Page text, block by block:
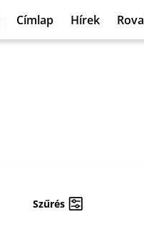
Címlap Hírek
Szűrés